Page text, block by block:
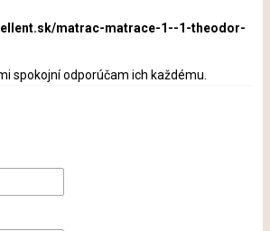
matrac-matrace-1--1-theodor-
spokojní odporúčam ich každému.